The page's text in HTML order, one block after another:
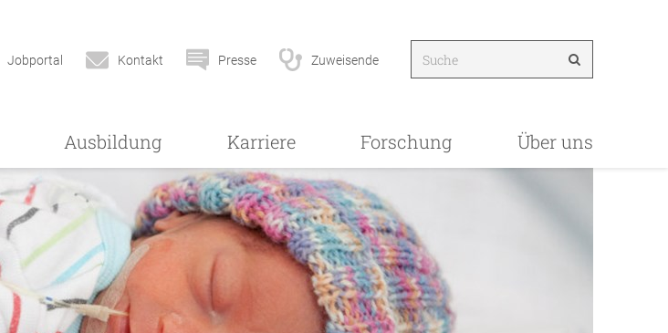
Jobportal Kontakt Presse Zuweisende
Ausbildung Karriere Forschung Über uns